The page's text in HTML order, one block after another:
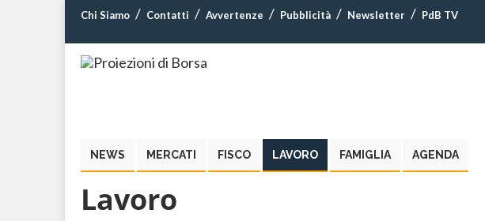
Chi Siamo Contatti Avvertenze Pubblicità Newsletter PdB TV
NEWS MERCATI FISCO LAVORO FAMIGLIA AGENDA
Lavoro